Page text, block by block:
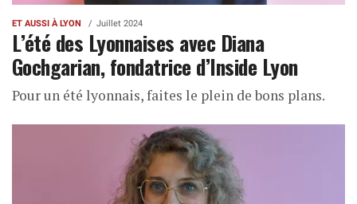
ET AUSSI À LYON Juillet 2024
L’été des Lyonnaises avec Diana
Gochgarian, fondatrice d’Inside Lyon
Pour un été lyonnais, faites le plein de bons plans.